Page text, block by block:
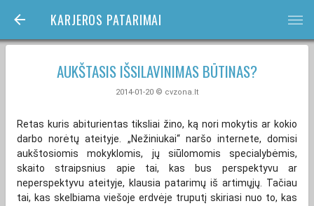
KARJEROS PATARIMAI bars
AUKŠTASIS IŠSILAVINIMAS BŪTINAS?
2014-01-20 © cvzona.lt
Retas kuris abiturientas tiksliai žino, ką nori mokytis ar kokio
darbo norėtų ateityje. „Nežiniukai“ naršo internete, domisi
aukštosiomis mokyklomis, jų siūlomomis specialybėmis,
skaito straipsnius apie tai, kas bus perspektyvu ar
neperspektyvu ateityje, klausia patarimų iš artimųjų. Tačiau
tai, kas skelbiama viešoje erdvėje truputį skiriasi nuo to, kas